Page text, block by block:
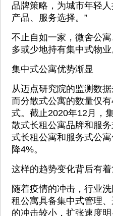
品牌策略，为城市年轻
产品、服务选择。”
不止自如一家，微舍公
多或少地持有集中式物业
集中式公寓优势渐显
从迈点研究院的监测数
而分散式公寓的数量仅
式。截止2020年12月，
散式长租公寓品牌和服
式长租公寓和服务式公
降4%。
这样的趋势变化背后有着
随着疫情的冲击，行业
租公寓具备集中式管理
的冲击较小，扩张速度